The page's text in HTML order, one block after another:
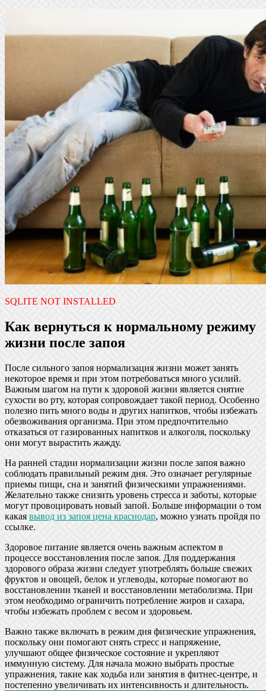
SQLITE NOT INSTALLED
Как вернуться к нормальному режиму
жизни после запоя
После сильного запоя нормализация жизни может занять
некоторое время и при этом потребоваться много усилий.
Важным шагом на пути к здоровой жизни является снятие
сухости во рту, которая сопровождает такой период. Особенно
полезно пить много воды и других напитков, чтобы избежать
обезвоживания организма. При этом предпочтительно
отказаться от газированных напитков и алкоголя, поскольку
они могут вырастить жажду.
На ранней стадии нормализации жизни после запоя важно
соблюдать правильный режим дня. Это означает регулярные
приемы пищи, сна и занятий физическими упражнениями.
Желательно также снизить уровень стресса и заботы, которые
могут провоцировать новый запой. Больше информации о том
какая вывод из запоя цена краснодар, можно узнать пройдя по
ссылке.
Здоровое питание является очень важным аспектом в
процессе восстановления после запоя. Для поддержания
здорового образа жизни следует употреблять больше свежих
фруктов и овощей, белок и углеводы, которые помогают во
восстановлении тканей и восстановлении метаболизма. При
этом необходимо ограничить потребление жиров и сахара,
чтобы избежать проблем с весом и здоровьем.
Важно также включать в режим дня физические упражнения,
поскольку они помогают снять стресс и напряжение,
улучшают общее физическое состояние и укрепляют
иммунную систему. Для начала можно выбрать простые
упражнения, такие как ходьба или занятия в фитнес-центре, и
постепенно увеличивать их интенсивность и длительность.